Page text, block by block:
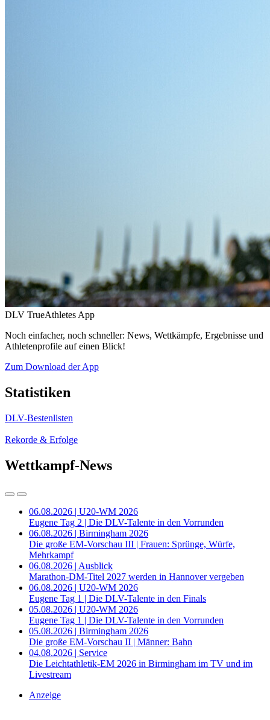
DLV TrueAthletes App
Noch einfacher, noch schneller: News, Wettkämpfe, Ergebnisse und
Athletenprofile auf einen Blick!
Zum Download der App
Statistiken
DLV-Bestenlisten
Rekorde & Erfolge
Wettkampf-News
06.08.2026 | U20-WM 2026
Eugene Tag 2 | Die DLV-Talente in den Vorrunden
06.08.2026 | Birmingham 2026
Die große EM-Vorschau III | Frauen: Sprünge, Würfe,
Mehrkampf
06.08.2026 | Ausblick
Marathon-DM-Titel 2027 werden in Hannover vergeben
06.08.2026 | U20-WM 2026
Eugene Tag 1 | Die DLV-Talente in den Finals
05.08.2026 | U20-WM 2026
Eugene Tag 1 | Die DLV-Talente in den Vorrunden
05.08.2026 | Birmingham 2026
Die große EM-Vorschau II | Männer: Bahn
04.08.2026 | Service
Die Leichtathletik-EM 2026 in Birmingham im TV und im
Livestream
Anzeige